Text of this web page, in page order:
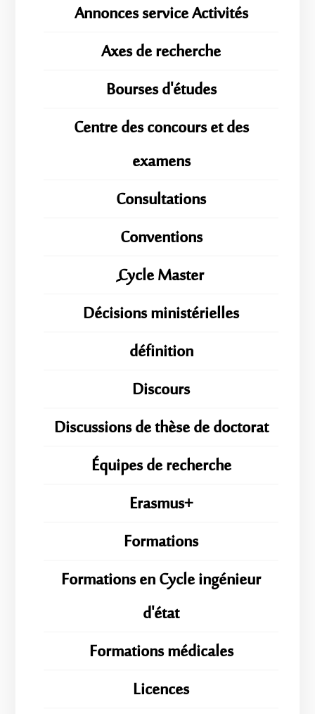
Annonces service Activités
Axes de recherche
Bourses d'études
Centre des concours et des
examens
Consultations
Conventions
ِِِCycle Master
Décisions ministérielles
définition
Discours
Discussions de thèse de doctorat
Équipes de recherche
Erasmus+
Formations
Formations en Cycle ingénieur
d'état
Formations médicales
Licences